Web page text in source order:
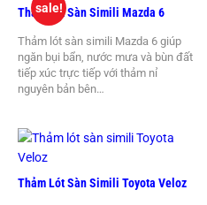
Thảm Lót Sàn Simili Mazda 6
Thảm lót sàn simili Mazda 6 giúp
ngăn bụi bẩn, nước mưa và bùn đất
tiếp xúc trực tiếp với thảm nỉ
nguyên bản bên…
sale!
Thảm Lót Sàn Simili Toyota Veloz